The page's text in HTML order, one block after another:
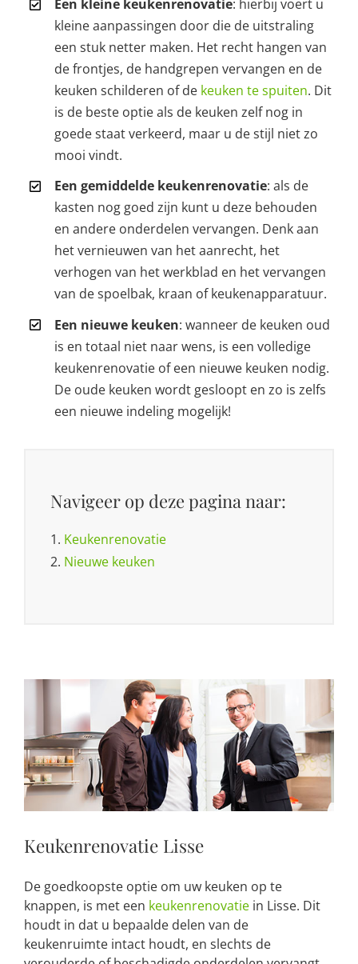
Een kleine keukenrenovatie: hierbij voert u
kleine aanpassingen door die de uitstraling
een stuk netter maken. Het recht hangen van
de frontjes, de handgrepen vervangen en de
keuken schilderen of de keuken te spuiten. Dit
is de beste optie als de keuken zelf nog in
goede staat verkeerd, maar u de stijl niet zo
mooi vindt.
Een gemiddelde keukenrenovatie: als de
kasten nog goed zijn kunt u deze behouden
en andere onderdelen vervangen. Denk aan
het vernieuwen van het aanrecht, het
verhogen van het werkblad en het vervangen
van de spoelbak, kraan of keukenapparatuur.
Een nieuwe keuken: wanneer de keuken oud
is en totaal niet naar wens, is een volledige
keukenrenovatie of een nieuwe keuken nodig.
De oude keuken wordt gesloopt en zo is zelfs
een nieuwe indeling mogelijk!
Navigeer op deze pagina naar:
1. Keukenrenovatie
2. Nieuwe keuken
Keukenrenovatie Lisse
De goedkoopste optie om uw keuken op te
knappen, is met een keukenrenovatie in Lisse. Dit
houdt in dat u bepaalde delen van de
keukenruimte intact houdt, en slechts de